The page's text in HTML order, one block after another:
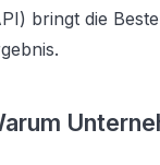
bringt die